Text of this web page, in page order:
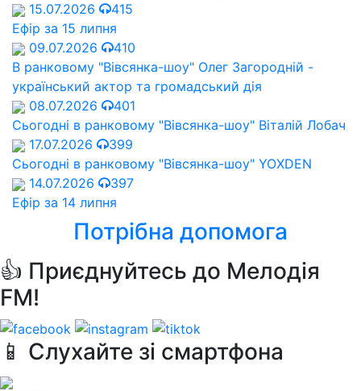
15.07.2026
415
Ефір за 15 липня
09.07.2026
410
В ранковому "Вівсянка-шоу" Олег Загородній -
український актор та громадський дія
08.07.2026
401
Сьогодні в ранковому "Вівсянка-шоу" Віталій Лобач
17.07.2026
399
Сьогодні в ранковому "Вівсянка-шоу" YOXDEN
14.07.2026
397
Ефір за 14 липня
Потрібна допомога
👍 Приєднуйтесь до Мелодія
FM!
📱 Слухайте зі смартфона